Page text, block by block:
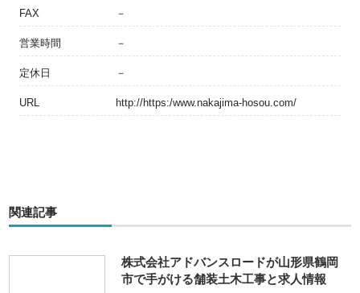
FAX －
営業時間 －
定休日 －
URL http://https:/www.nakajima-hosou.com/
関連記事
株式会社アドバンスロードが山形県鶴岡
市で手がける舗装土木工事と求人情報